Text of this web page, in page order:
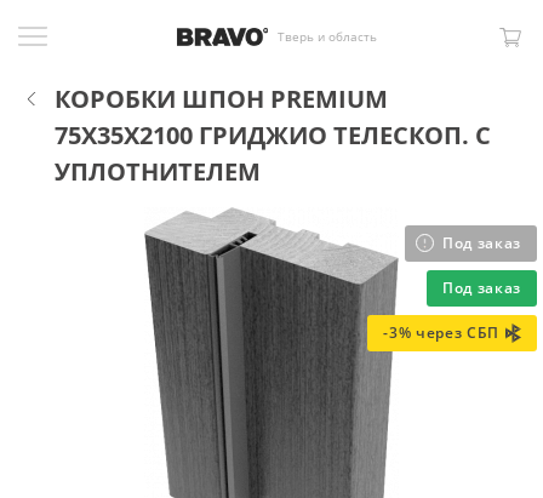
Тверь и область
КОРОБКИ ШПОН PREMIUM
75X35X2100 ГРИДЖИО ТЕЛЕСКОП. С
УПЛОТНИТЕЛЕМ
Под заказ
Под заказ
-3% через СБП